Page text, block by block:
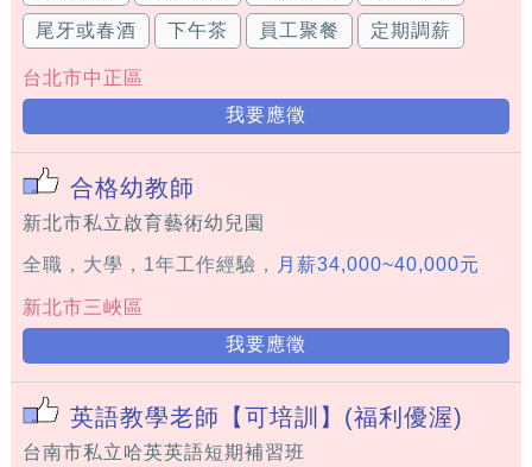
尾牙或春酒 下午茶 員工聚餐 定期調薪
台北市中正區
我要應徵
合格幼教師
新北市私立啟育藝術幼兒園
全職，大學，1年工作經驗， 月薪34,000~40,000元
新北市三峽區
我要應徵
英語教學老師【可培訓】(福利優渥)
台南市私立哈英英語短期補習班